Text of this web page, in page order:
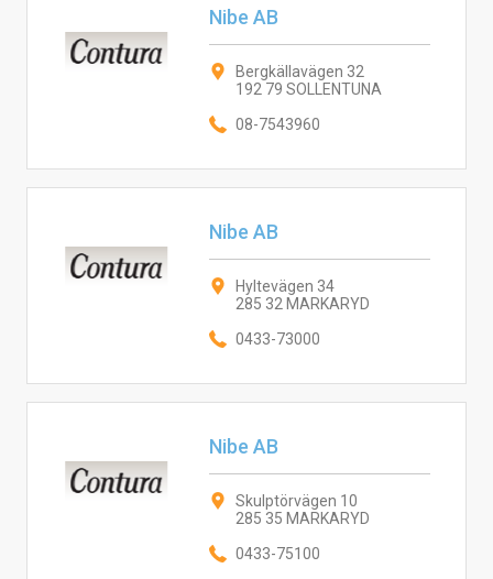
Nibe AB
Bergkällavägen 32
192 79 SOLLENTUNA
08-7543960
Nibe AB
Hyltevägen 34
285 32 MARKARYD
0433-73000
Nibe AB
Skulptörvägen 10
285 35 MARKARYD
0433-75100